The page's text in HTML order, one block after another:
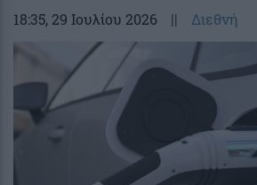
18:35, 29 Ιουλίου 2026 || Διεθνή